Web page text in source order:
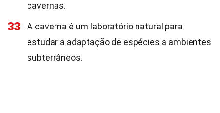
cavernas.
33
A caverna é um laboratório natural para
estudar a adaptação de espécies a ambientes
subterrâneos.